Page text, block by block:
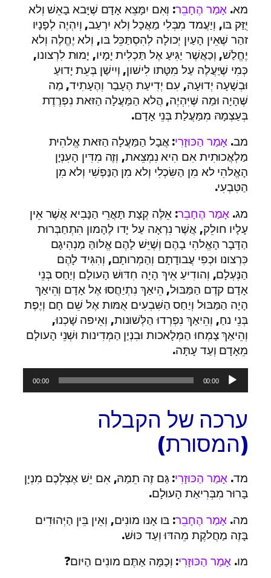
מא. אָמַר הֶחָבֵר: וְאִם יִמָּצֵא אָדָם שֶׁיָּבא בָאֵשׁ וְלא
יֻזַּק בּו, וְיַעֲמד מִבְּלִי מַאֲכָל וְלא יִרְעַב, וְיִהְיֶה לְפָנָיו
זהַר שֶׁאֵין הָעַיִן יְכולָה לְהִסְתַּכֵּל בּו, וְלא יֶחֱלֶה וְלא
יֶחֱלַשׁ, וְכַאֲשֶׁר יַגִּיעַ אֶל תַּכְלִית יָמָיו, יָמוּת לִרְצונו,
כְּמִי שֶׁיַּעֲלֶה עַל מִטָּתו לִישׁון, וְיִישַׁן בְּעֵת יָדוּעַ
וּבְשָׁעָה יְדוּעָה, עִם יְדִיעַת הֶעָבַר וְהֶעָתִיד, מַה
שֶּׁהָיָה וּמַה שֶּׁיִּהְיֶה, הֲלא הַמַּעֲלָה הַזּאת נִפְרֶדֶת
בְּעַצְמָהּ מִמַּעֲלַת בְּנֵי אָדָם.
מב. אָמַר הַכּוּזָרִי: אֲבָל הַמַּעֲלָה הַזּאת אֱלהִית
מַלְאֲכוּתִית אִם הִיא נִמְצֵאת, וְזֶה מִדִּין הָעִנְיָן
הָאֱלהִי לא מִן הַשִּׂכְלִי וְלא מִן הַנַּפְשִׁי וְלא מִן
הַטִּבְעִי.
מג. אָמַר הֶחָבֵר: אֵלֶּה קְצָת תָּאֳרֵי הַנָּבִיא אֲשֶׁר אֵין
עָלָיו חולֵק, אֲשֶׁר נִרְאָה עַל יָדו לֶהָמון הִתְחַבְּרוּת
הַדָּבָר הָאֱלהִי בָהֶם וְשֶׁיֵּשׁ לָהֶם אֱלוהַּ מַנְהִיגָם
כִּרְצונו וּכְפִי עֲבודָתָם וְהַמְרותָם, וְהִגִּיד לָהֶם
הַנֶּעְלָם, וְהודִיעַ אֵיךְ הָיָה חִדּוּשׁ הָעולָם וְיַחַס בְּנֵי
אָדָם קדֶם הַמַּבּוּל, הֵיאַךְ נִתְיַחֲסוּ אֶל אָדָם וְהֵיאַךְ
הָיָה הַמַּבּוּל וְיַחַס הַשִּׁבְעִים אֻמּות אֶל שֵׁם חָם וְיֶפֶת
בְּנֵי נחַ, וְהֵיאַךְ נִפְרְדוּ הַלְּשׁונות, וְאֵיפה שָׁכְנוּ,
וְהֵיאַךְ צָמְחוּ הַמְּלָאכות וּבִנְיַן הַמְּדִינות וּשְׁנֵי הָעולָם
מֵאָדָם וְעַד עָתָּה.
אודיו
00:00
00:00
ערכה של הקבלה
(המסורת)
מד. אָמַר הַכּוּזָרִי: גַּם זֶה תֵמַהּ, אִם יֵשׁ אֶצְלְכֶם מִנְיָן
בָּרוּר מִבְּרִיאַת הָעולָם.
מה. אָמַר הֶחָבֵר: בּו אָנּו מונִים, וְאֵין בֵּין הַיְּהוּדִים
בָּזֶה מַחֲלקֶת מֵהדּוּ וְעַד כּוּשׁ.
מו. אָמַר הַכּוּזָרִי: וְכַמָּה אַתֶּם מונִים הַיּום?